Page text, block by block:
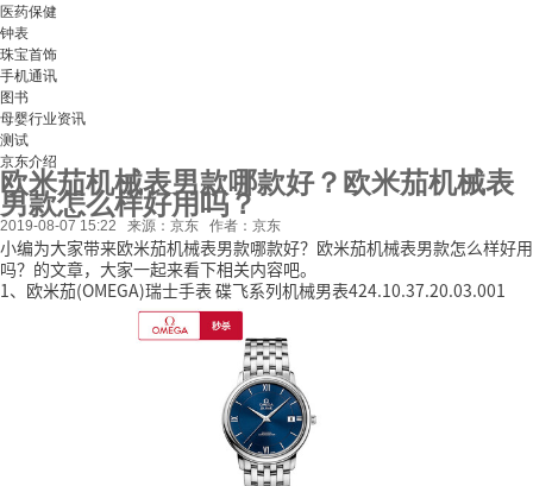
医药保健
钟表
珠宝首饰
手机通讯
图书
母婴行业资讯
测试
京东介绍
欧米茄机械表男款哪款好？欧米茄机械表
男款怎么样好用吗？
2019-08-07 15:22 来源：京东 作者：京东
小编为大家带来欧米茄机械表男款哪款好？欧米茄机械表男款怎么样好用
吗？的文章，大家一起来看下相关内容吧。
1、欧米茄(OMEGA)瑞士手表 碟飞系列机械男表424.10.37.20.03.001